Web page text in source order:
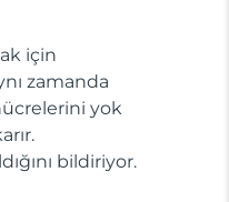
için
zamanda
yok
bildiriyor.